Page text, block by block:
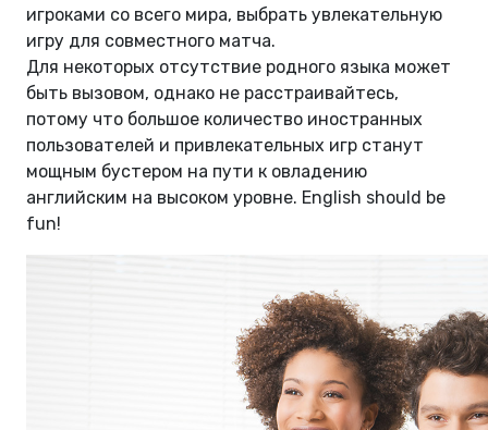
игроками со всего мира, выбрать увлекательную
игру для совместного матча.
Для некоторых отсутствие родного языка может
быть вызовом, однако не расстраивайтесь,
потому что большое количество иностранных
пользователей и привлекательных игр станут
мощным бустером на пути к овладению
английским на высоком уровне. English should be
fun!